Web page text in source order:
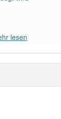
lesen